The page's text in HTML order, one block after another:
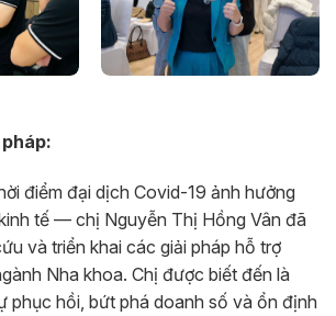
điểm đại dịch Covid-19 ảnh hưởng
tế — chị Nguyễn Thị Hồng Vân đã
và triển khai các giải pháp hỗ trợ
Nha khoa. Chị được biết đến là
phục hồi, bứt phá doanh số và ổn định